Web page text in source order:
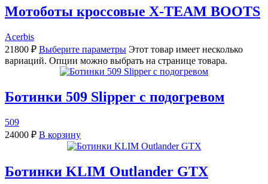
Мотоботы кроссовые X-TEAM BOOTS
Acerbis
21800 ₽ Выберите параметры Этот товар имеет несколько
вариаций. Опции можно выбрать на странице товара.
Ботинки 509 Slipper с подогревом
509
24000 ₽ В корзину
Ботинки KLIM Outlander GTX